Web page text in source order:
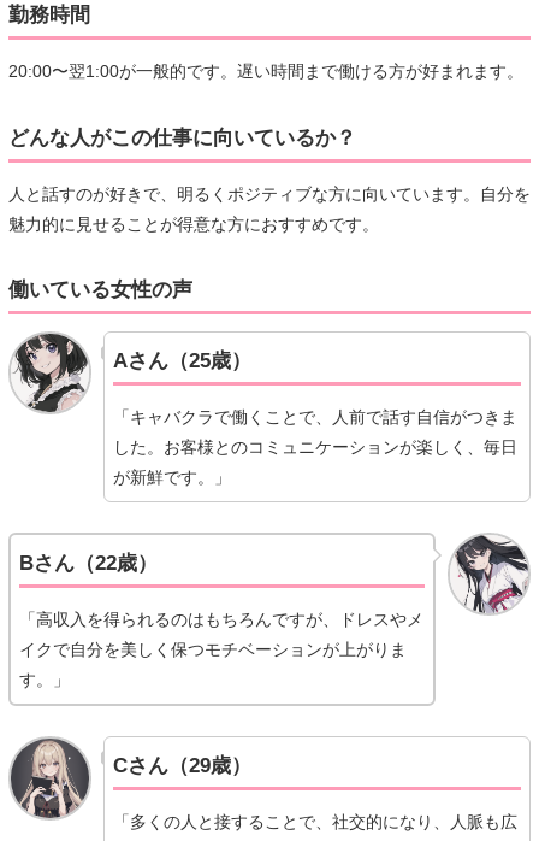
勤務時間
20:00〜翌1:00が一般的です。遅い時間まで働ける方が好まれます。
どんな人がこの仕事に向いているか？
人と話すのが好きで、明るくポジティブな方に向いています。自分を
魅力的に見せることが得意な方におすすめです。
働いている女性の声
Aさん（25歳）
「キャバクラで働くことで、人前で話す自信がつきま
した。お客様とのコミュニケーションが楽しく、毎日
が新鮮です。」
Bさん（22歳）
「高収入を得られるのはもちろんですが、ドレスやメ
イクで自分を美しく保つモチベーションが上がりま
す。」
Cさん（29歳）
「多くの人と接することで、社交的になり、人脈も広